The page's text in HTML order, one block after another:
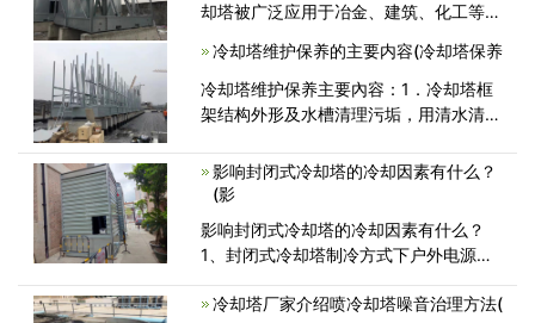
却塔被广泛应用于冶金、建筑、化工等领
选择和应用，通过在闭式冷却塔的冷却盘
管的每个热电阻的大小的分析，在实际计
<
冷却塔维护保养的主要内容(冷却塔保养
冷却塔维护保养主要內容：1．冷却塔框
架结构外形及水槽清理污垢，用清水清理
塞，若有残渣清除阻塞现像。3．查验冷
却塔水槽及浮球系統是不是漏水现象，如
影响封闭式冷却塔的冷却因素有什么？
(影
影响封闭式冷却塔的冷却因素有什么？
1、封闭式冷却塔制冷方式下户外电源开
即有关。2、依据夏天的空调制冷量和夏
冷却塔厂家介绍喷冷却塔噪音治理方法(